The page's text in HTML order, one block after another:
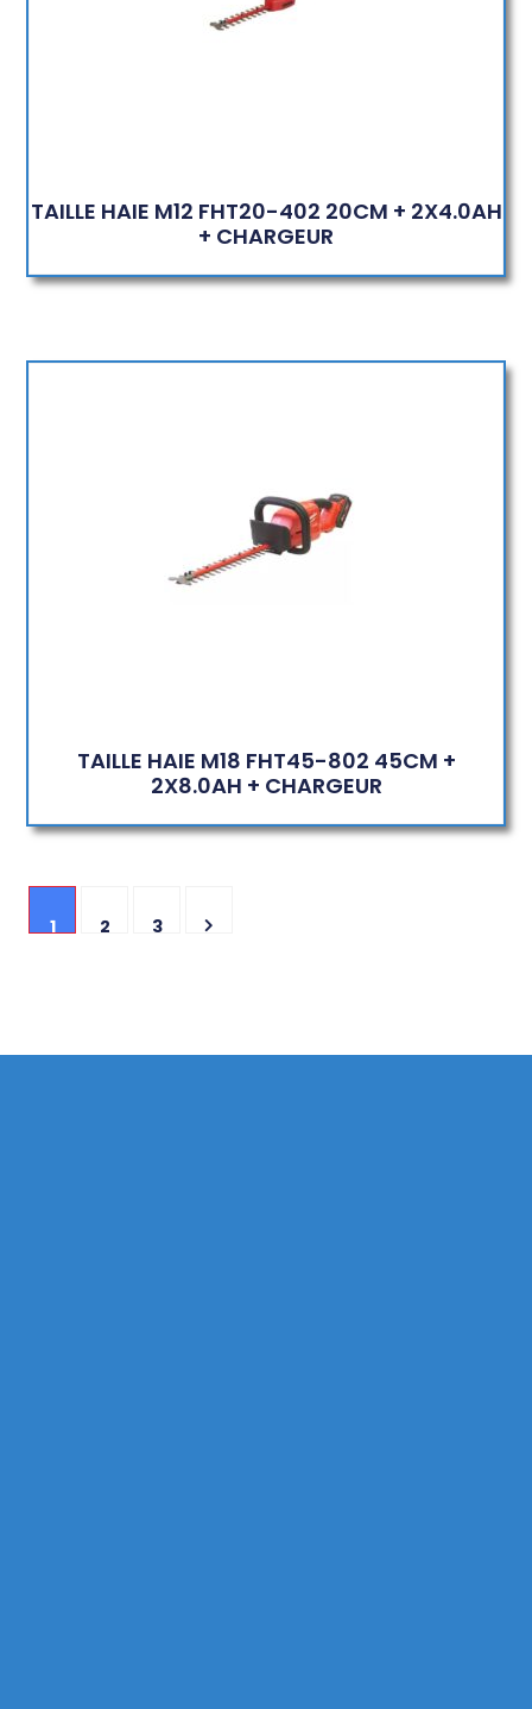
TAILLE HAIE M12 FHT20-402 20CM + 2X4.0AH
+ CHARGEUR
TAILLE HAIE M18 FHT45-802 45CM +
2X8.0AH + CHARGEUR
1 2 3